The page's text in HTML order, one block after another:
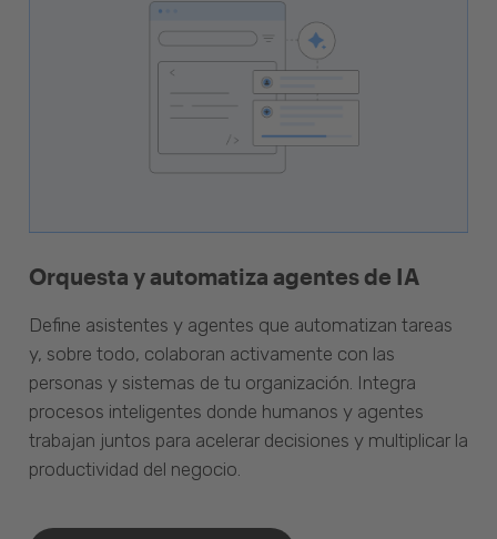
Orquesta y automatiza agentes de IA
Define asistentes y agentes que automatizan tareas
y, sobre todo, colaboran activamente con las
personas y sistemas de tu organización. Integra
procesos inteligentes donde humanos y agentes
trabajan juntos para acelerar decisiones y multiplicar la
productividad del negocio.